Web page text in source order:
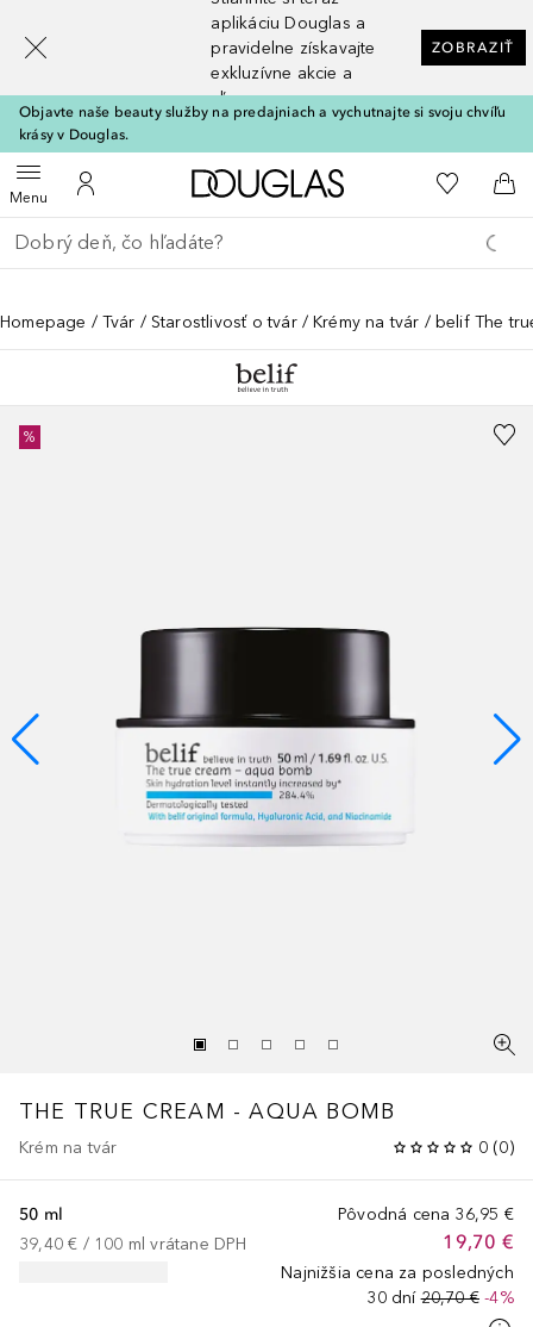
aplikáciu Douglas a
pravidelne získavajte
exkluzívne akcie a
zľavy
ZOBRAZIŤ
Objavte naše beauty služby na predajniach a vychutnajte si svoju chvíľu
krásy v Douglas.
MenuOtvoriť menuDo môjho účtu
Domov Do môjho
Do
Choď späť
Vykonajte vyhľadávanie
Homepage Tvár Starostlivosť o tvár Krémy na tvár belif The
%
THE TRUE CREAM - AQUA BOMB
Krém na tvár 0 (0)
Pôvodná cena 36,95 €
19,70 €
Najnižšia cena za posledných
30 dní 20,70 € -4%
50 ml
39,40 € / 100 ml vrátane DPH
[navigation.slideout.screenreader]